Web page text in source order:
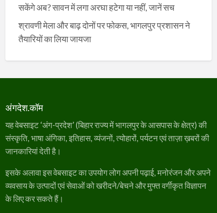
सकेंगे अब? सावन में लगा अरघा हटेगा या नहीं, जानें सच
श्रावणी मेला और बाढ़ दोनों पर फोकस, भागलपुर प्रशासन ने
तैयारियों का लिया जायजा
अंगदेश.कॉम
यह वेबसाइट ‘अंग-प्रदेश’ (बिहार राज्य में भागलपुर के आसपास के क्षेत्र) की
संस्कृति, भाषा अंगिका, इतिहास, व्यंजनों, त्योहारों, पर्यटन एवं ताज़ा ख़बरों की
जानकारियां देती है।
इसके अलावा इस वेबसाइट का उपयोग लोग अपनी पढ़ाई, मनोरंजन और अपने
व्यवसाय के उत्पादों एवं सेवाओं को खरीदने/बेचने और मुफ्त वर्गीकृत विज्ञापन
के लिए कर सकते हैं।